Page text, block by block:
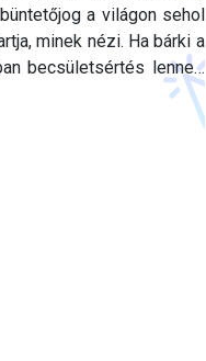
a világon sehol
minek nézi. Ha bárki a
becsületsértés lenne…